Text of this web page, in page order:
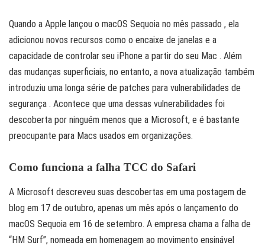
Quando a Apple lançou o macOS Sequoia no mês passado , ela
adicionou novos recursos como o encaixe de janelas e a
capacidade de controlar seu iPhone a partir do seu Mac . Além
das mudanças superficiais, no entanto, a nova atualização também
introduziu uma longa série de patches para vulnerabilidades de
segurança . Acontece que uma dessas vulnerabilidades foi
descoberta por ninguém menos que a Microsoft, e é bastante
preocupante para Macs usados ​​em organizações.
Como funciona a falha TCC do Safari
A Microsoft descreveu suas descobertas em uma postagem de
blog em 17 de outubro, apenas um mês após o lançamento do
macOS Sequoia em 16 de setembro. A empresa chama a falha de
“HM Surf”, nomeada em homenagem ao movimento ensinável